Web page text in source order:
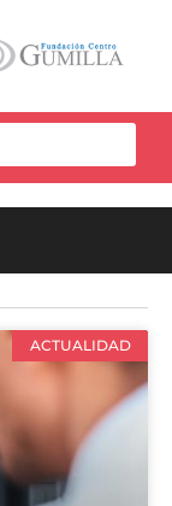
ACTUALIDAD